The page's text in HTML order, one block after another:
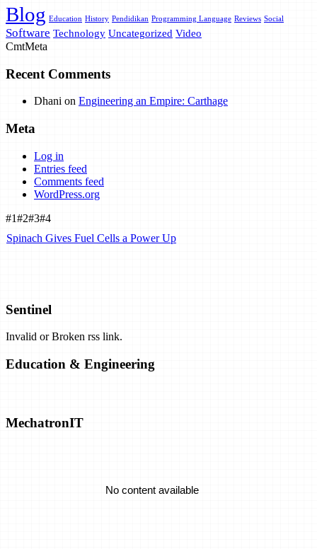
Blog Education History Pendidikan Programming Language Reviews Social
Software Technology Uncategorized Video
CmtMeta
Recent Comments
Dhani on Engineering an Empire: Carthage
Meta
Log in
Entries feed
Comments feed
WordPress.org
#1#2#3#4
Spinach Gives Fuel Cells a Power Up
Can They Work?
Exclusive: Airborne Wind Energy Company Closes Shop, Opens
Sentinel
Invalid or Broken rss link.
Education & Engineering
MechatronIT
No content available